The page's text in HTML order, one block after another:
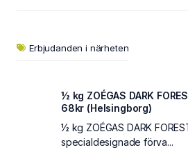
Erbjudanden i närheten
½ kg ZOÉGAS DARK
68kr (Helsingborg)
½ kg ZOÉGAS DARK
specialdesignade förva...